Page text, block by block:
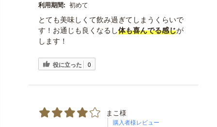
利用期間: 初めて
とても美味しくて飲み過ぎてしまうくらいで
す！お通じも良くなるし体も喜んでる感じが
します！
役に立った 0
まこ様